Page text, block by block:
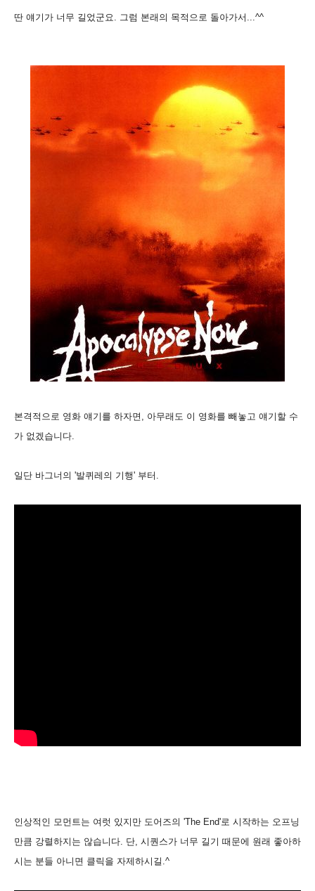
딴 얘기가 너무 길었군요. 그럼 본래의 목적으로 돌아가서...^^
본격적으로 영화 얘기를 하자면, 아무래도 이 영화를 빼놓고 얘기할 수
가 없겠습니다.
일단 바그너의 '발퀴레의 기행' 부터.
인상적인 모먼트는 여럿 있지만 도어즈의 'The End'로 시작하는 오프닝
만큼 강렬하지는 않습니다. 단, 시퀀스가 너무 길기 때문에 원래 좋아하
시는 분들 아니면 클릭을 자제하시길.^